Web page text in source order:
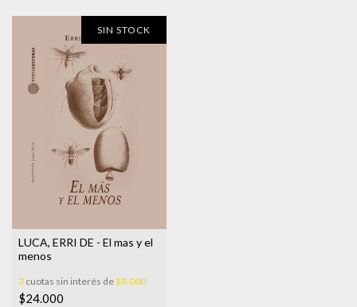
SIN STOCK
LUCA, ERRI DE - El mas y el
menos
3 cuotas sin interés de$8.000
$24.000